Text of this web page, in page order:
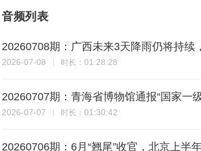
音频列表
20260708期：广西未来3天降雨仍将持续
2026-07-08 时长： 01:28:28
20260707期：青海省博物馆通报“国家一
2026-07-07 时长： 01:30:42
20260706期：6月“翘尾”收官，北京上半